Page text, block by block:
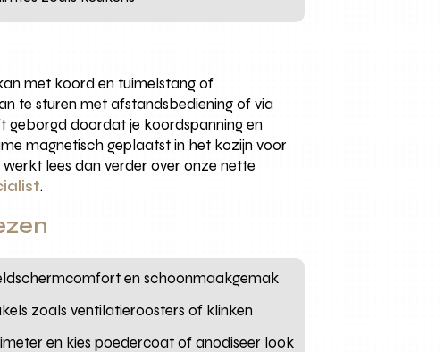
met koord en tuimelstang of
te sturen met afstandsbediening of via
geborgd doordat je koordspanning en
magnetisch geplaatst in het kozijn voor
lees dan verder over onze nette
.
en schoonmaakgemak
zoals ventilatieroosters of klinken
en kies poedercoat of anodiseer look